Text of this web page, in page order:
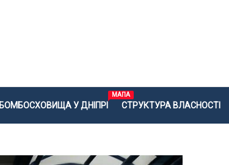
БОМБОСХОВИЩА У ДНІПРІ
МАПА
СТРУКТУРА ВЛАСНОСТІ